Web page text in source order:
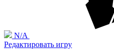
N/A
Редактировать игру